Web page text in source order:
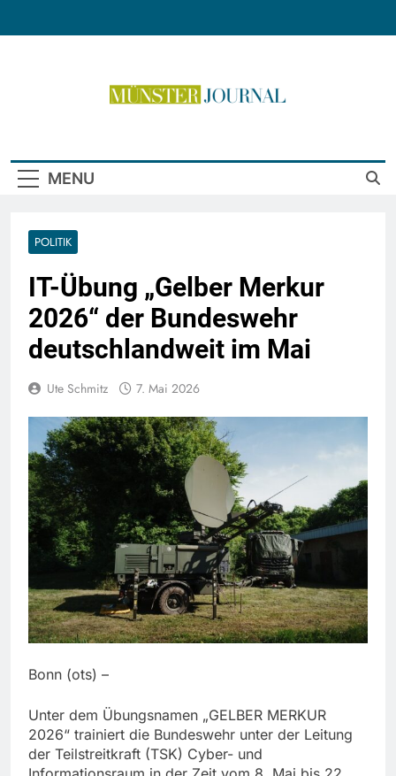
MENU
POLITIK
IT-Übung „Gelber Merkur
2026“ der Bundeswehr
deutschlandweit im Mai
Ute Schmitz 7. Mai 2026
Bonn (ots) –
Unter dem Übungsnamen „GELBER MERKUR
2026“ trainiert die Bundeswehr unter der Leitung
der Teilstreitkraft (TSK) Cyber- und